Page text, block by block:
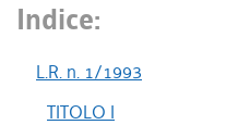
Indice:
L.R. n. 1/1993
TITOLO I